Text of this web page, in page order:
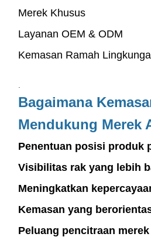
Merek Khusus
Layanan OEM & ODM
Kemasan Ramah
Bagaimana
Mendukung Merek
Penentuan posisi produk
Visibilitas rak yang lebih
Meningkatkan
Kemasan yang
Peluang pencitraan